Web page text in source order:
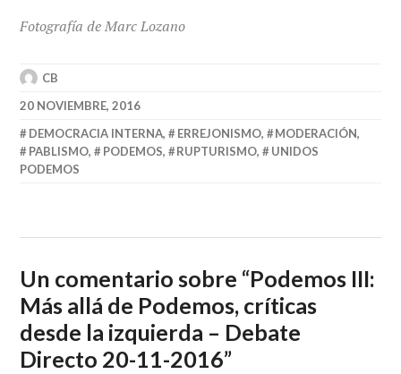
Fotografía de Marc Lozano
CB
20 NOVIEMBRE, 2016
DEMOCRACIA INTERNA, ERREJONISMO, MODERACIÓN,
PABLISMO, PODEMOS, RUPTURISMO,
UNIDOS
PODEMOS
Un comentario sobre “Podemos III:
Más allá de Podemos, críticas
desde la izquierda – Debate
Directo 20-11-2016”